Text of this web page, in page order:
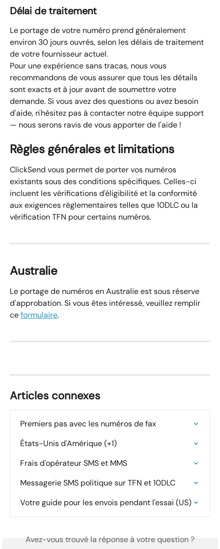
Délai de traitement
Le portage de votre numéro prend généralement
environ 30 jours ouvrés, selon les délais de traitement
de votre fournisseur actuel.
Pour une expérience sans tracas, nous vous
recommandons de vous assurer que tous les détails
sont exacts et à jour avant de soumettre votre
demande. Si vous avez des questions ou avez besoin
d'aide, n'hésitez pas à contacter notre équipe support
— nous serons ravis de vous apporter de l'aide !
Règles générales et limitations
ClickSend vous permet de porter vos numéros
existants sous des conditions spécifiques. Celles-ci
incluent les vérifications d'éligibilité et la conformité
aux exigences réglementaires telles que 10DLC ou la
vérification TFN pour certains numéros.
Australie
Le portage de numéros en Australie est sous réserve
d'approbation. Si vous êtes intéressé, veuillez remplir
ce formulaire.
Articles connexes
Premiers pas avec les numéros de fax
États-Unis d'Amérique (+1)
Frais d'opérateur SMS et MMS
Messagerie SMS politique sur TFN et 10DLC
Votre guide pour les envois pendant l'essai (US)
Avez-vous trouvé la réponse à votre question ?